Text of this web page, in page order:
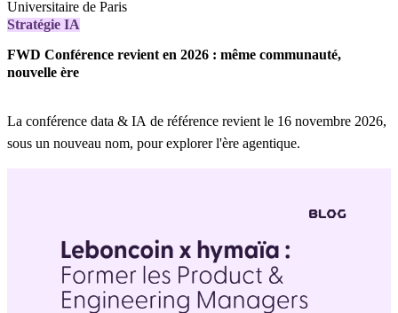
Stratégie IA
FWD Conférence revient en 2026 : même communauté,
nouvelle ère
La conférence data & IA de référence revient le 16 novembre 2026,
sous un nouveau nom, pour explorer l'ère agentique.